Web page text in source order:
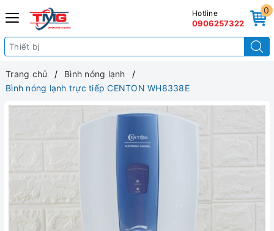
0
Hotline
0906257322
Trang chủ
Bình nóng lạnh
Bình nóng lạnh trực tiếp CENTON WH8338E